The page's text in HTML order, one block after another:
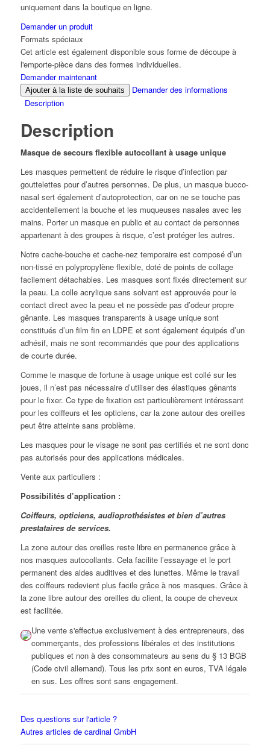
uniquement dans la boutique en ligne.
Demander un produit
Formats spéciaux
Cet article est également disponible sous forme de découpe à
l'emporte-pièce dans des formes individuelles.
Demander maintenant
Ajouter à la liste de souhaits
Demander des informations
Description
Description
Masque de secours flexible autocollant à usage unique
Les masques permettent de réduire le risque d’infection par
gouttelettes pour d’autres personnes. De plus, un masque bucco-
nasal sert également d’autoprotection, car on ne se touche pas
accidentellement la bouche et les muqueuses nasales avec les
mains. Porter un masque en public et au contact de personnes
appartenant à des groupes à risque, c’est protéger les autres.
Notre cache-bouche et cache-nez temporaire est composé d’un
non-tissé en polypropylène flexible, doté de points de collage
facilement détachables. Les masques sont fixés directement sur
la peau. La colle acrylique sans solvant est approuvée pour le
contact direct avec la peau et ne possède pas d’odeur propre
gênante. Les masques transparents à usage unique sont
constitués d’un film fin en LDPE et sont également équipés d’un
adhésif, mais ne sont recommandés que pour des applications
de courte durée.
Comme le masque de fortune à usage unique est collé sur les
joues, il n’est pas nécessaire d’utiliser des élastiques gênants
pour le fixer. Ce type de fixation est particulièrement intéressant
pour les coiffeurs et les opticiens, car la zone autour des oreilles
peut être atteinte sans problème.
Les masques pour le visage ne sont pas certifiés et ne sont donc
pas autorisés pour des applications médicales.
Vente aux particuliers :
Possibilités d’application :
Coiffeurs, opticiens, audioprothésistes et bien d’autres
prestataires de services.
La zone autour des oreilles reste libre en permanence grâce à
nos masques autocollants. Cela facilite l’essayage et le port
permanent des aides auditives et des lunettes. Même le travail
des coiffeurs redevient plus facile grâce à nos masques. Grâce à
la zone libre autour des oreilles du client, la coupe de cheveux
est facilitée.
Une vente s'effectue exclusivement à des entrepreneurs, des
commerçants, des professions libérales et des institutions
publiques et non à des consommateurs au sens du § 13 BGB
(Code civil allemand). Tous les prix sont en euros, TVA légale
en sus. Les offres sont sans engagement.
Des questions sur l'article ?
Autres articles de cardinal GmbH